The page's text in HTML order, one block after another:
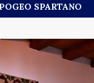
SPARTANO